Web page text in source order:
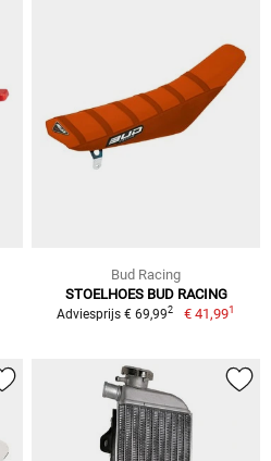
Bud Racing
STOELHOES BUD RACING
Adviesprijs € 69,992 € 41,991